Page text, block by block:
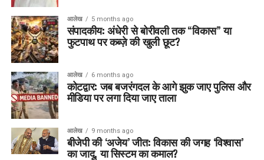
आलेख 5 months ago
संपादकीय: अंधेरी से बोरीवली तक “विकास” या
फुटपाथ पर कब्ज़े की खुली छूट?
आलेख 6 months ago
कोटद्वार: जब बजरंगदल के आगे झुक जाए पुलिस और
मीडिया पर लगा दिया जाए ताला
आलेख 9 months ago
बीजेपी की ‘अजेय’ जीत: विकास की जगह ‘विश्वास’
का जादू, या सिस्टम का कमाल?